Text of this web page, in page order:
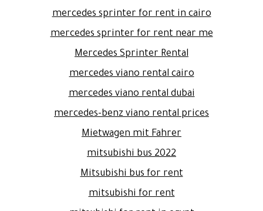
mercedes sprinter for rent in cairo
mercedes sprinter for rent near me
Mercedes Sprinter Rental
mercedes viano rental cairo
mercedes viano rental dubai
mercedes-benz viano rental prices
Mietwagen mit Fahrer
mitsubishi bus 2022
Mitsubishi bus for rent
mitsubishi for rent